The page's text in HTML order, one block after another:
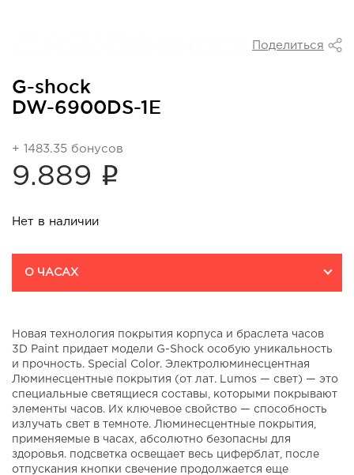
Поделиться
G-shock
DW-6900DS-1E
+ 1483.35 бонусов
9.889 i
Нет в наличии
О ЧАСАХ
Новая технология покрытия корпуса и браслета часов
3D Paint придает модели G-Shock особую уникальность
и прочность. Special Color. Электролюминесцентная
Люминесцентные покрытия (от лат. Lumos — свет) — это
специальные светящиеся составы, которыми покрывают
элементы часов. Их ключевое свойство — способность
излучать свет в темноте. Люминесцентные покрытия,
применяемые в часах, абсолютно безопасны для
здоровья. подсветка освещает весь циферблат, после
отпускания кнопки свечение продолжается еще